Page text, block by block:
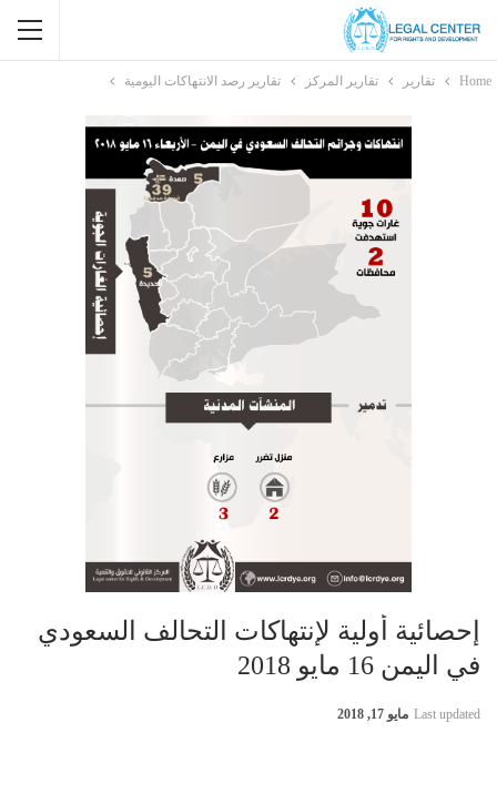
Home تقارير تقارير المركز تقارير رصد الانتهاكات اليومية
إحصائية أولية لإنتهاكات التحالف السعودي
في اليمن 16 مايو 2018
Last updated مايو 17, 2018